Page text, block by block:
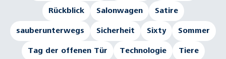
Rückblick Salonwagen Satire
sauberunterwegs Sicherheit Sixty Sommer
Tag der offenen Tür Technologie Tiere